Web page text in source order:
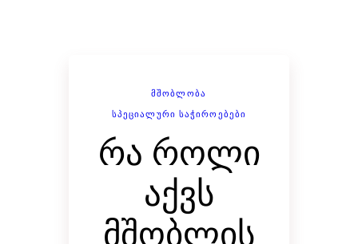
ᲛᲨᲝᲑᲚᲝᲑᲐ
ᲡᲞᲔᲪᲘᲐᲚᲣᲠᲘ ᲡᲐᲭᲘᲠᲝᲔᲑᲔᲑᲘ
რა როლი
აქვს